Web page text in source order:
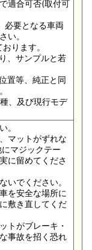
適合可否(取付可
必要となる車両
い。
ります。
、サンプルと若
置等、純正と同
、及び現行モデ
。
マットがずれな
マジックテー
に留めてくださ
いでください。
を安全な場所に
敷き直してくだ
トがブレーキ・
事故を招く恐れ